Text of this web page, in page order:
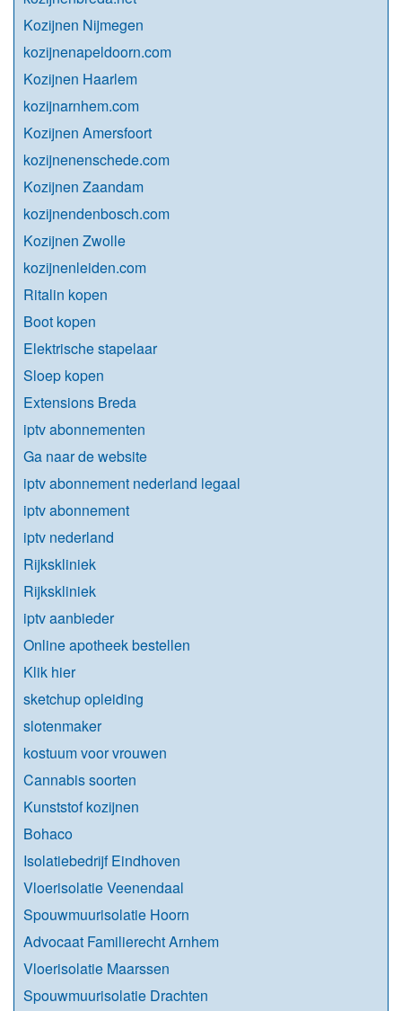
Kozijnen Nijmegen
kozijnenapeldoorn.com
Kozijnen Haarlem
kozijnarnhem.com
Kozijnen Amersfoort
kozijnenenschede.com
Kozijnen Zaandam
kozijnendenbosch.com
Kozijnen Zwolle
kozijnenleiden.com
Ritalin kopen
Boot kopen
Elektrische stapelaar
Sloep kopen
Extensions Breda
iptv abonnementen
Ga naar de website
iptv abonnement nederland legaal​
iptv abonnement
iptv nederland
Rijkskliniek
Rijkskliniek
iptv aanbieder
Online apotheek bestellen
Klik hier
sketchup opleiding
slotenmaker
kostuum voor vrouwen
Cannabis soorten
Kunststof kozijnen
Bohaco
Isolatiebedrijf Eindhoven
Vloerisolatie Veenendaal
Spouwmuurisolatie Hoorn
Advocaat Familierecht Arnhem
Vloerisolatie Maarssen
Spouwmuurisolatie Drachten